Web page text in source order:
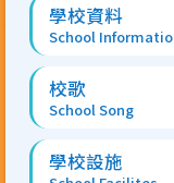
學校資料
School
校歌
School Song
學校設施